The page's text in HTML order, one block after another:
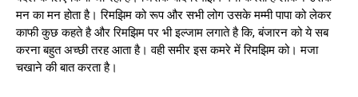
मन का मन होता है। रिमझिम को रूप और सभी लोग उसके मम्मी पापा को लेकर
काफी कुछ कहते है और रिमझिम पर भी इल्जाम लगाते है कि, बंजारन को ये सब
करना बहुत अच्छी तरह आता है। वही समीर इस कमरे में रिमझिम को। मजा
चखाने की बात करता है।